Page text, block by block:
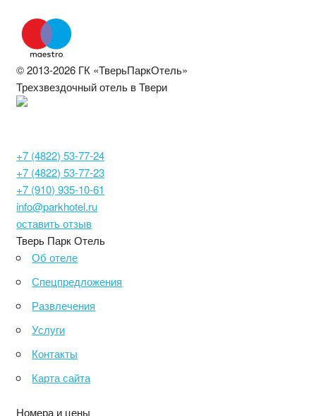
© 2013-2026 ГК «ТверьПаркОтель»
Трехзвездочный отель в Твери
+7 (4822) 53-77-24
+7 (4822) 53-77-23
+7 (910) 935-10-61
info@parkhotel.ru
оставить отзыв
Тверь Парк Отель
Об отеле
Спецпредложения
Развлечения
Услуги
Контакты
Карта сайта
Номера и цены